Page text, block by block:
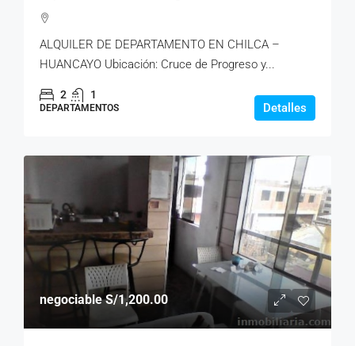
ALQUILER DE DEPARTAMENTO EN CHILCA –
HUANCAYO Ubicación: Cruce de Progreso y...
2 1
DEPARTAMENTOS Detalles
negociableS/1,200.00